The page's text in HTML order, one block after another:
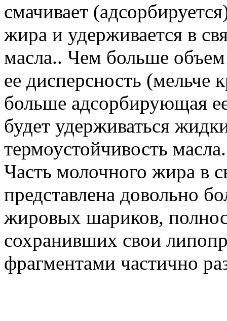
смачивает
жира и удерживается в
масла.. Чем больше
ее дисперсность (мельче
больше адсорбирующая
будет удерживаться
термоустойчивость масла.
Часть молочного жира в
представлена довольно
жировых шариков,
сохранивших свои
фрагментами частично